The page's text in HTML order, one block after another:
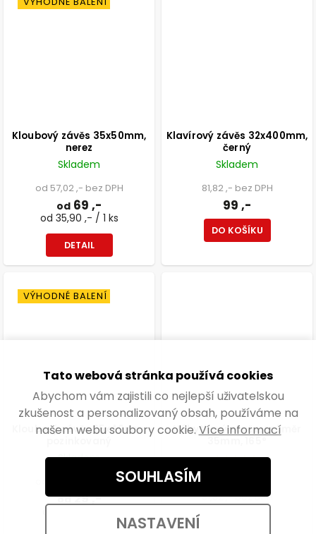
Tato webová stránka používá cookies
Abychom vám zajistili co nejlepší uživatelskou
zkušenost a personalizovaný obsah, používáme na
našem webu soubory cookie. Více informací
NASTAVENÍ
SOUHLASÍM
Kloubový závěs 35x50mm,
nerez
Skladem
od 57,02 ,- bez DPH
od 69 ,-
od 35,90 ,- / 1 ks
DETAIL
Klavírový závěs 32x400mm,
černý
Skladem
81,82 ,- bez DPH
99 ,-
DO KOŠÍKU
VÝHODNÉ BALENÍ
Kloubový závěs 25x40mm,
Skladem
od 23,97 ,- bez DPH
od29 ,-
Nábytkový závěs, průměr
81,82 ,- bez DPH